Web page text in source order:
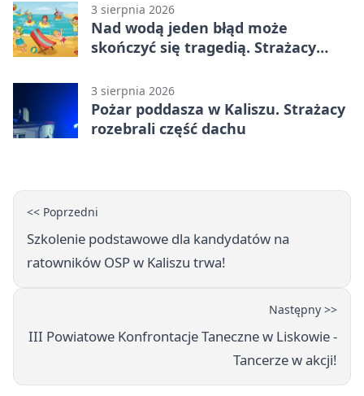
3 sierpnia 2026
Nad wodą jeden błąd może
skończyć się tragedią. Strażacy
3 sierpnia 2026
Pożar poddasza w Kaliszu. Strażacy
rozebrali część dachu
<< Poprzedni
Szkolenie podstawowe dla kandydatów na
ratowników OSP w Kaliszu trwa!
Następny >>
III Powiatowe Konfrontacje Taneczne w Liskowie -
Tancerze w akcji!